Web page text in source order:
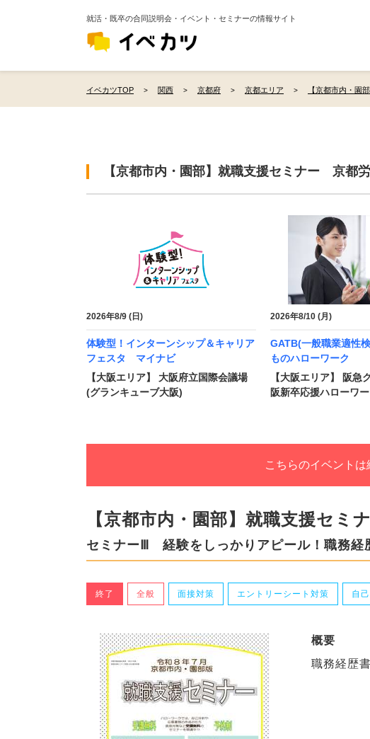
就活・既卒の合同説明会・イベント・セミナーの情報サイト
イベカツTOP 関西 京都府 京都エリア 【京都市内・園
【京都市内・園部】就職支援セミナー 京都
2026年8/9 (日)
体験型！インターンシップ＆キャリア
フェスタ マイナビ
【大阪エリア】 大阪府立国際会議場
(グランキューブ大阪)
2026年8/10 (月)
GATB(一般職業適性
ものハローワーク
【大阪エリア】 阪急
阪新卒応援ハローワ
こちらのイベントは
【京都市内・園部】就職支援セ
セミナーⅢ 経験をしっかりアピール！職務経
終了 全般 面接対策 エントリーシート対策 自
概要
職務経歴